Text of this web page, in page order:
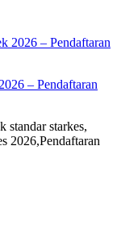
– Pendaftaran